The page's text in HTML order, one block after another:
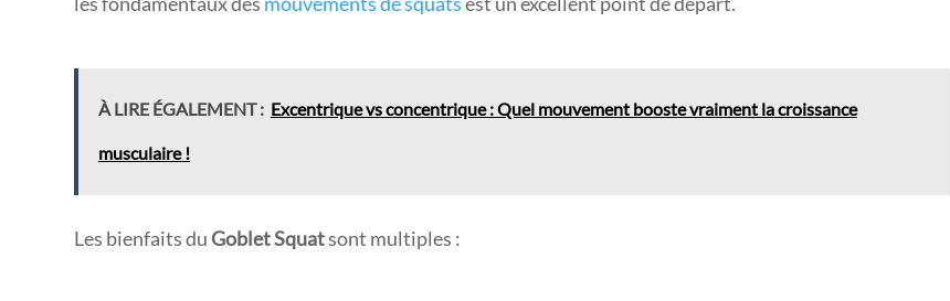
À LIRE ÉGALEMENT : Excentrique vs concentrique : Quel mouvement booste vraiment la croissance
musculaire !
Les bienfaits duGoblet Squatsont multiples :